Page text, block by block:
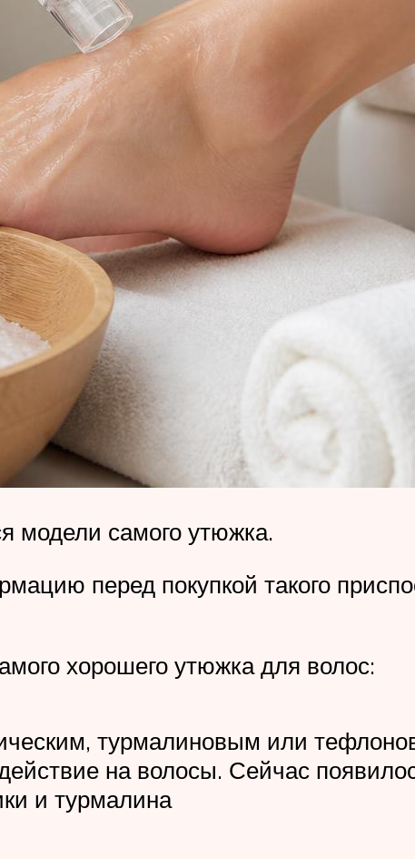
модели самого утюжка.
перед покупкой такого
хорошего утюжка для волос:
турмалиновым или
на волосы. Сейчас
и турмалина